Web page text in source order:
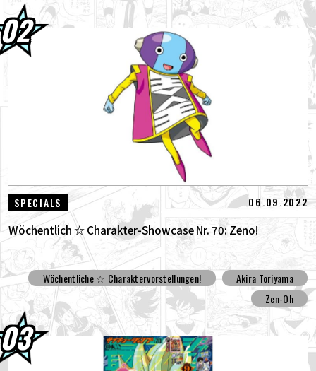
SPECIALS 06.09.2022
Wöchentlich ☆ Charakter-Showcase Nr. 70: Zeno!
Wöchentliche ☆ Charaktervorstellungen!
Akira Toriyama
Zen-Oh